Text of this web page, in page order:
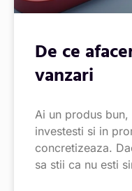
De ce
vanzari
Ai un produs
investesti si in
concretizeaza.
sa stii ca nu esti